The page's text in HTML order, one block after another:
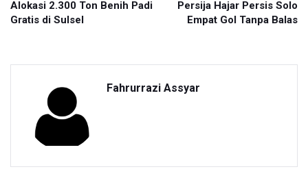
Alokasi 2.300 Ton Benih Padi
Gratis di Sulsel
Persija Hajar Persis Solo
Empat Gol Tanpa Balas
Fahrurrazi Assyar